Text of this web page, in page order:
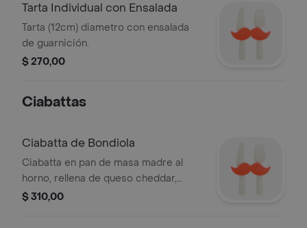
Tarta Individual con Ensalada
Tarta (12cm) diametro con ensalada
de guarnición.
$ 270,00
Ciabattas
Ciabatta de Bondiola
Ciabatta en pan de masa madre al
horno, rellena de queso cheddar,
queso dambo, tomate, rúcula y
$ 310,00